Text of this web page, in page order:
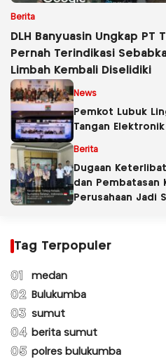
Berita
DLH Banyuasin Ungkap PT
Pernah Terindikasi
Limbah Kembali Diselidiki
News
Pemkot Lubuk
Tangan
Berita
Dugaan
dan Pembatasan
Perusahaan Jadi
Tag Terpopuler
01 medan
02 Bulukumba
03 sumut
04 berita sumut
05 polres bulukumba